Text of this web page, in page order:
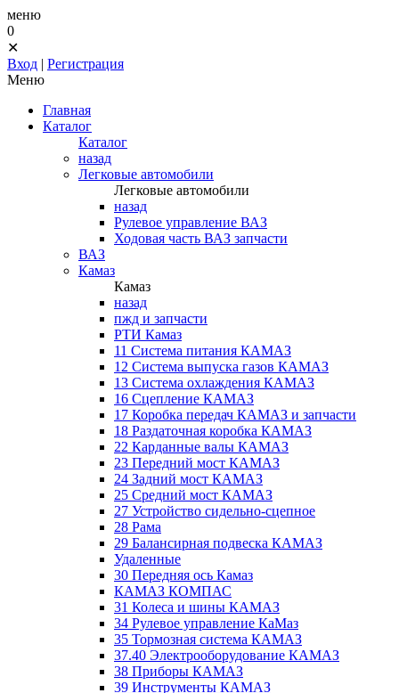
меню
0
✕
Вход | Регистрация
Меню
Главная
Каталог
Каталог
назад
Легковые автомобили
Легковые автомобили
назад
Рулевое управление ВАЗ
Ходовая часть ВАЗ запчасти
ВАЗ
Камаз
Камаз
назад
пжд и запчасти
РТИ Камаз
11 Система питания КАМАЗ
12 Система выпуска газов КАМАЗ
13 Система охлаждения КАМАЗ
16 Сцепление КАМАЗ
17 Коробка передач КАМАЗ и запчасти
18 Раздаточная коробка КАМАЗ
22 Карданные валы КАМАЗ
23 Передний мост КАМАЗ
24 Задний мост КАМАЗ
25 Средний мост КАМАЗ
27 Устройство сидельно-сцепное
28 Рама
29 Балансирная подвеска КАМАЗ
Удаленные
30 Передняя ось Камаз
КАМАЗ КОМПАС
31 Колеса и шины КАМАЗ
34 Рулевое управление КаМаз
35 Тормозная система КАМАЗ
37.40 Электрооборудование КАМАЗ
38 Приборы КАМАЗ
39 Инструменты КАМАЗ